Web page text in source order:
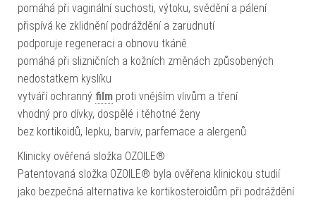
pomáhá při vaginální suchosti, výtoku, svědění a pálení
přispívá ke zklidnění podráždění a zarudnutí
podporuje regeneraci a obnovu tkáně
pomáhá při slizničních a kožních změnách způsobených
nedostatkem kyslíku
vytváří ochranný film proti vnějším vlivům a tření
vhodný pro dívky, dospělé i těhotné ženy
bez kortikoidů, lepku, barviv, parfemace a alergenů
Klinicky ověřená složka OZOILE®
Patentovaná složka OZOILE® byla ověřena klinickou studií
jako bezpečná alternativa ke kortikosteroidům při podráždění